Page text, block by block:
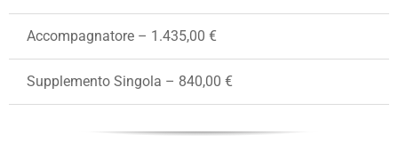
Accompagnatore – 1.435,00 €
Supplemento Singola – 840,00 €